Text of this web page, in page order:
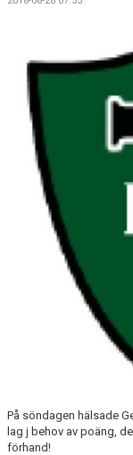
KONTAKT
På söndagen hälsade
lag j behov av poäng,
förhand!